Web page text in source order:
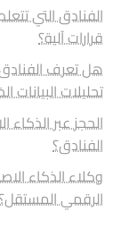
الفنادق التي
قرارات آلية؟
هل تعرف
تحليلات البيانات
الحجز عبر
الفنادق؟
وكلاء الذكاء
الرقمي